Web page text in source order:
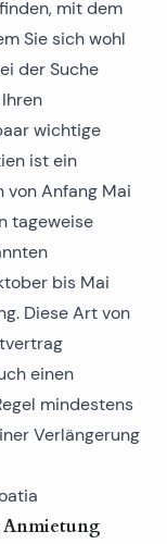
mit dem
Sie sich wohl
der Suche
wichtige
ist ein
von Anfang Mai
tageweise
bis Mai
Diese Art von
einen
mindestens
Verlängerung
Anmietung